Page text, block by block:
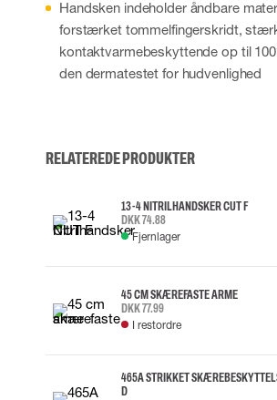
Handsken indeholder åndbare
forstærket tommelfingerskridt,
kontaktvarmebeskyttende op til
den dermatestet for hudvenlighed
RELATEREDE PRODUKTER
13-4 NITRILHANDSKER CUT F
DKK 74.88
Fjernlager
45 CM SKÆREFASTE ARME
DKK 77.99
I restordre
465A STRIKKET
D